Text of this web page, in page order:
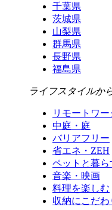
千葉県
茨城県
山梨県
群馬県
長野県
福島県
ライフスタイルか
リモートワ
中庭・庭
バリアフリー
省エネ・ZEH
ペットと暮ら
音楽・映画
料理を楽しむ
収納にこだわ